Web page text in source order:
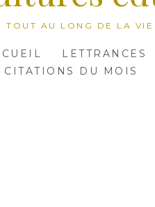
TOUT AU LONG DE LA VIE
LETTRANCES
CITATIONS DU MOIS